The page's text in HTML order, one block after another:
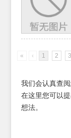
« ‹ 1 2 3
我们会认真查
在这里您可以
想法。